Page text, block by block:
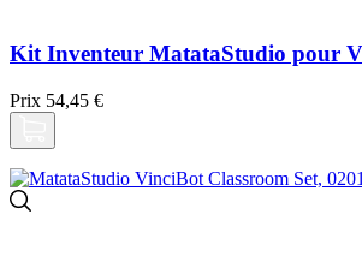
Kit Inventeur MatataStudio pour
Prix 54,45 €